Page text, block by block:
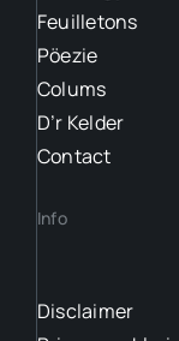
Feuilletons
Pöezie
Colums
D’r Kelder
Contact
Info
Disclaimer